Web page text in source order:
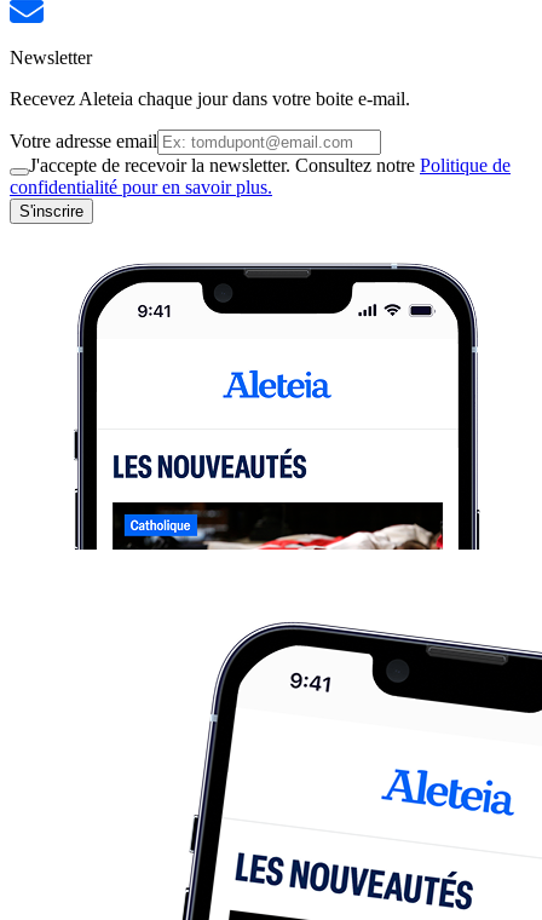
Newsletter
Recevez Aleteia chaque jour dans votre boite e-mail.
Votre adresse email
J'accepte de recevoir la newsletter. Consultez notre Politique de
confidentialité pour en savoir plus.
S'inscrire